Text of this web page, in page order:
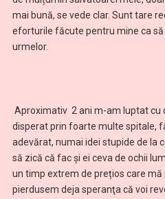
mai bună, se vede clar. Sunt tare
eforturile făcute pentru mine ca
urmelor.
Dana,
Aproximativ 2 ani m-am luptat cu
disperat prin foarte multe spitale,
adevărat, numai idei stupide de la
să zică că fac și ei ceva de ochii
un timp extrem de prețios care mă
pierdusem deja speranţa că voi